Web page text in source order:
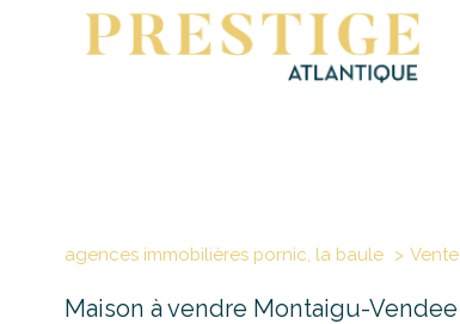
agences immobilières pornic, la baule Vente
Maison à vendre Montaigu-Vendee